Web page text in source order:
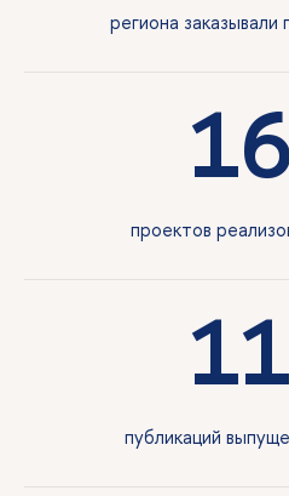
региона
проектов
публикаций